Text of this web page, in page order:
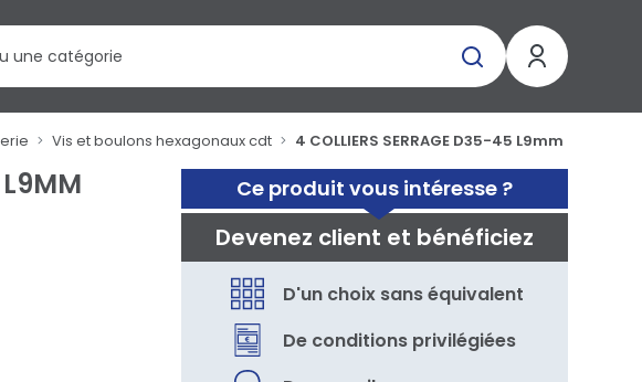
Vis et boulons hexagonaux cdt 4 COLLIERS SERRAGE D35-45 L9mm
Ce produit vous intéresse ?
Devenez client et bénéficiez
D'un choix sans équivalent
De conditions privilégiées